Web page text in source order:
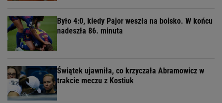
Było 4:0, kiedy Pajor weszła na boisko. W końcu
nadeszła 86. minuta
Świątek ujawniła, co krzyczała Abramowicz w
trakcie meczu z Kostiuk